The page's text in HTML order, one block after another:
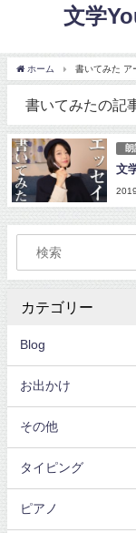
文学
ホーム 書いてみた ア
書いてみたの記
朗
文
カテゴリー
Blog
お出かけ
その他
タイピング
ピアノ